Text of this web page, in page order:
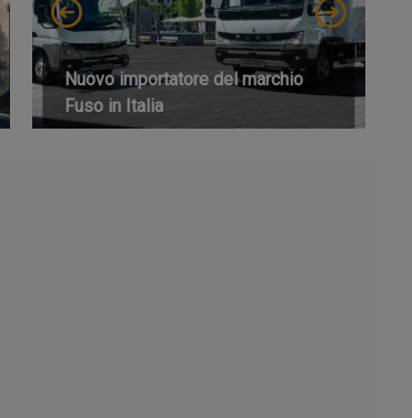
Nuovo importatore del marchio
Fuso in Italia